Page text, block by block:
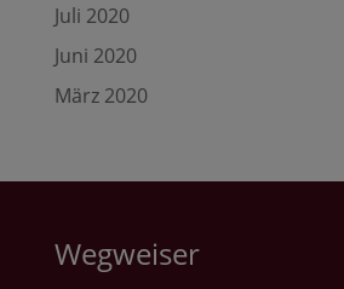
Juli 2020
Juni 2020
März 2020
Wegweiser